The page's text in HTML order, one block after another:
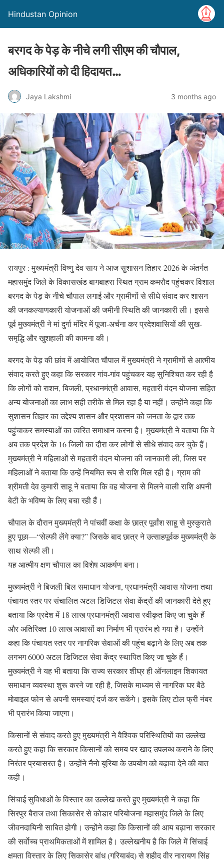
Hindustan Opinion
बरगद के पेड़ के नीचे लगी सीएम की चौपाल,
अधिकारियों को दी हिदायत…
Jaya Lakshmi 3 months ago
रायपुर : मुख्यमंत्री विष्णु देव साय ने आज सुशासन तिहार-2026 के अंतर्गत
महासमुंद जिले के विकासखंड बागबाहरा स्थित ग्राम कमरौद पहुंचकर विशाल
बरगद के पेड़ के नीचे चौपाल लगाई और ग्रामीणों से सीधे संवाद कर शासन
की जनकल्याणकारी योजनाओं की जमीनी स्थिति की जानकारी ली। इससे
पूर्व मुख्यमंत्री ने मां दुर्गा मंदिर में पूजा-अर्चना कर प्रदेशवासियों की सुख-
समृद्धि और खुशहाली की कामना की।
बरगद के पेड़ की छांव में आयोजित चौपाल में मुख्यमंत्री ने ग्रामीणों से आत्मीय
संवाद करते हुए कहा कि सरकार गांव-गांव पहुंचकर यह सुनिश्चित कर रही है
कि लोगों को राशन, बिजली, प्रधानमंत्री आवास, महतारी वंदन योजना सहित
अन्य योजनाओं का लाभ सही तरीके से मिल रहा है या नहीं। उन्होंने कहा कि
सुशासन तिहार का उद्देश्य शासन और प्रशासन को जनता के द्वार तक
पहुंचाकर समस्याओं का त्वरित समाधान करना है। मुख्यमंत्री ने बताया कि वे
अब तक प्रदेश के 16 जिलों का दौरा कर लोगों से सीधे संवाद कर चुके हैं।
मुख्यमंत्री ने महिलाओं से महतारी वंदन योजना की जानकारी ली, जिस पर
महिलाओं ने बताया कि उन्हें नियमित रूप से राशि मिल रही है। ग्राम की
श्रीमती देव कुमारी साहू ने बताया कि वह योजना से मिलने वाली राशि अपनी
बेटी के भविष्य के लिए बचा रही हैं।
चौपाल के दौरान मुख्यमंत्री ने पांचवीं कक्षा के छात्र पूर्वांश साहू से मुस्कुराते
हुए पूछा—“सेल्फी लेंगे क्या?” जिसके बाद छात्र ने उत्साहपूर्वक मुख्यमंत्री के
साथ सेल्फी ली।
यह आत्मीय क्षण चौपाल का विशेष आकर्षण बना।
मुख्यमंत्री ने बिजली बिल समाधान योजना, प्रधानमंत्री आवास योजना तथा
पंचायत स्तर पर संचालित अटल डिजिटल सेवा केंद्रों की जानकारी देते हुए
बताया कि प्रदेश में 18 लाख प्रधानमंत्री आवास स्वीकृत किए जा चुके हैं
और अतिरिक्त 10 लाख आवासों का निर्माण भी प्रारंभ हो गया है। उन्होंने
कहा कि पंचायत स्तर पर नागरिक सेवाओं की पहुंच बढ़ाने के लिए अब तक
लगभग 6000 अटल डिजिटल सेवा केंद्र स्थापित किए जा चुके हैं।
मुख्यमंत्री ने यह भी बताया कि राज्य सरकार शीघ्र ही ऑनलाइन शिकायत
समाधान व्यवस्था शुरू करने जा रही है, जिसके माध्यम से नागरिक घर बैठे
मोबाइल फोन से अपनी समस्याएं दर्ज कर सकेंगे। इसके लिए टोल फ्री नंबर
भी प्रारंभ किया जाएगा।
किसानों से संवाद करते हुए मुख्यमंत्री ने वैश्विक परिस्थितियों का उल्लेख
करते हुए कहा कि सरकार किसानों को समय पर खाद उपलब्ध कराने के लिए
निरंतर प्रयासरत है। उन्होंने नैनो यूरिया के उपयोग को बढ़ावा देने की बात
कही।
सिंचाई सुविधाओं के विस्तार का उल्लेख करते हुए मुख्यमंत्री ने कहा कि
सिरपुर बैराज तथा सिकासेर से कोडार परियोजना महासमुंद जिले के लिए
जीवनदायिनी साबित होगी। उन्होंने कहा कि किसानों की आय बढ़ाना सरकार
की सर्वोच्च प्राथमिकताओं में शामिल है। उल्लेखनीय है कि जिले में सिंचाई
क्षमता विस्तार के लिए सिकासेर बांध (गरियाबंद) से शहीद वीर नारायण सिंह